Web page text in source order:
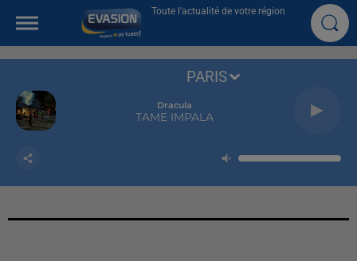
Toute l'actualité de votre région
Dracula
TAME IMPALA
PARIS